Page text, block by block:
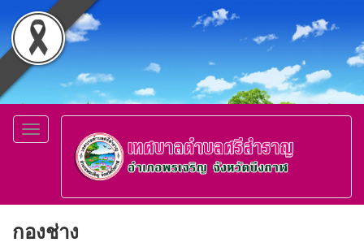
Toggle
navigation
กองช่าง